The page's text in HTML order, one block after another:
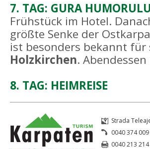
7. TAG: GURA
Frühstück im Hotel.
größte Senke der
ist besonders bekannt
Holzkirchen.
8. TAG: HEIMREISE
Strada
0040 374
0040 213